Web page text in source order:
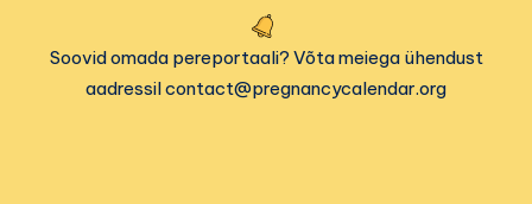
Soovid omada pereportaali? Võta meiega ühendust
aadressil contact@pregnancycalendar.org